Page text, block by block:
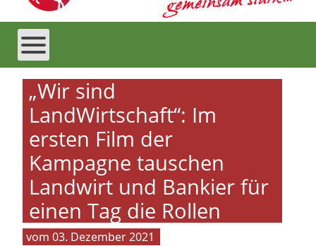
„Wir sind
LandWirtschaft“: Im
ersten Film der
Kampagne tauschen
Landwirt und Bankier für
einen Tag die Rollen
03. Dezember 2021